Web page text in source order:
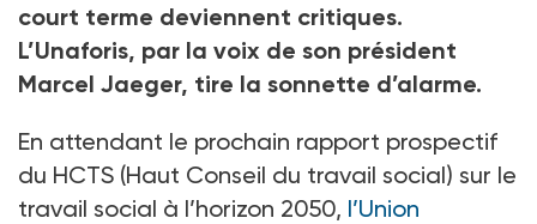
court terme deviennent critiques.
L’Unaforis, par la voix de son président
Marcel Jaeger, tire la sonnette d’alarme.
En attendant le prochain rapport prospectif
du HCTS (Haut Conseil du travail social) sur le
travail social à l’horizon 2050, l’Union